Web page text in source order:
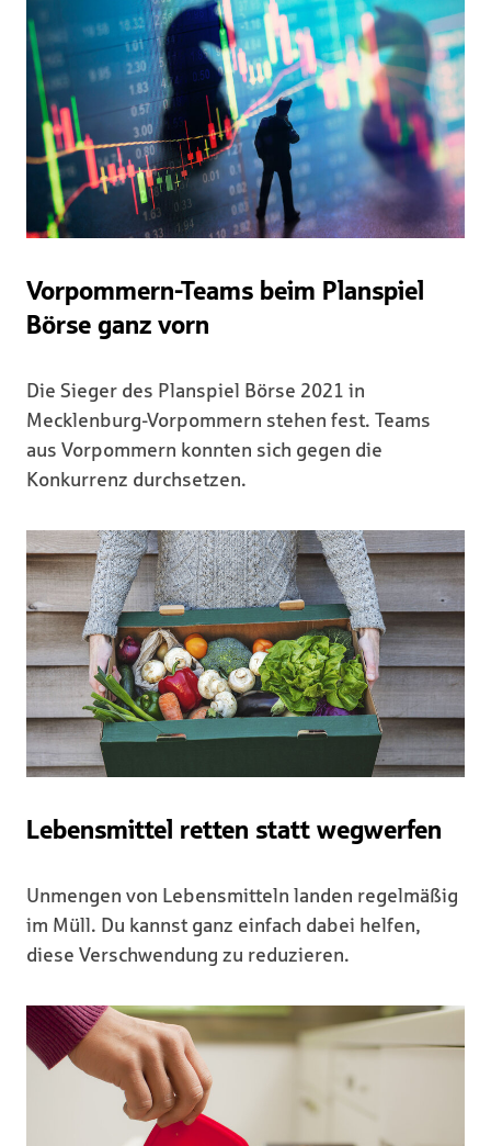
Vorpommern-Teams beim Planspiel
Börse ganz vorn
Die Sieger des Planspiel Börse 2021 in
Mecklenburg-Vorpommern stehen fest. Teams
aus Vorpommern konnten sich gegen die
Konkurrenz durchsetzen.
Lebensmittel retten statt wegwerfen
Unmengen von Lebensmitteln landen regelmäßig
im Müll. Du kannst ganz einfach dabei helfen,
diese Verschwendung zu reduzieren.